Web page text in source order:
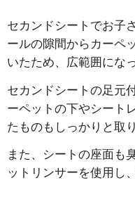
セカンドシートでお子
ールの隙間からカーペ
いたため、広範囲にな
セカンドシートの足元
ーペットの下やシート
たものもしっかりと取
また、シートの座面も
ットリンサーを使用し